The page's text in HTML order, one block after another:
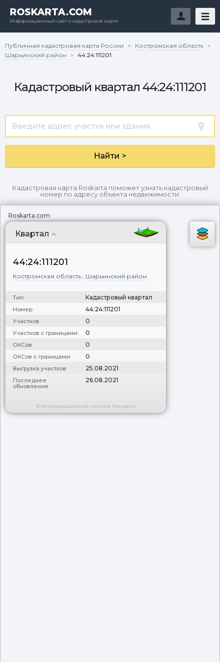
ROSKARTA.COM
Информационный сайт о кадастровой карте
Публичная кадастровая карта России > Костромская область >
Шарьинский район
> 44:24:111201
Кадастровый квартал 44:24:111201
Найти >
Кадастровая карта Roskarta поможет узнать кадастровый
номер по адресу объекта недвижимости:
Roskarta.com
Квартал
44:24:111201
Костромская область Шарьинский район
Тип Кадастровый квартал
Номер 44:24:111201
Участков 0
Участков с границами 0
ОКСов 0
ОКСов с границами 0
Выгрузка участков 25.08.2021
Последнее
обновление
26.08.2021
© Информационная система Роскарта